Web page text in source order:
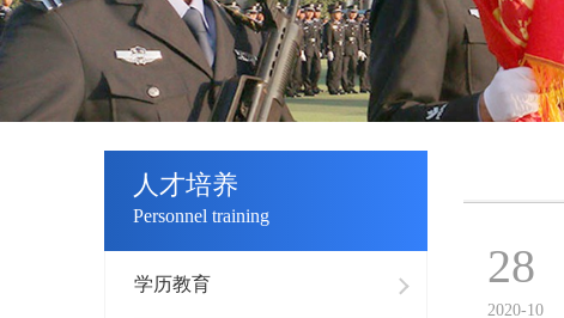
人才培养
Personnel training
学历教育 28
2020-10